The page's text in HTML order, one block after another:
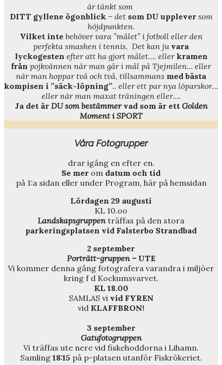
är tänkt som
DITT gyllene ögonblick – det som DU uppleversom
höjdpunkten.
Vilket intebehöver vara ”målet” i fotboll eller den
perfekta smashen i tennis. Det kan ju vara
lyckogesten efter att ha gjort målet…. ellerkramen
från pojkvännen när man går i mål på Tjejmilen… eller
när man hoppar två och två, tillsammans med bästa
kompisen i ”säck-löpning”.. eller ett par nya löparskor…
eller när man maxat träningen eller….
Ja det är DU som bestämmervad som är ett Golden
Moment i SPORT
Våra Fotogrupper
drar igång en efter en.
Se mer om datum och tid
på 1:a sidan eller under Program, här på hemsidan
Lördagen 29 augusti
KL 10.oo
Landskapsgruppenträffas på den stora
parkeringsplatsen vid Falsterbo Strandbad
2 september
Porträtt-gruppen – UTE
Vi kommer denna gång fotografera varandra i miljöer
kring f d Kockumsvarvet.
KL 18.00
SAMLAS vi vid FYREN
vid KLAFFBRON!
3 september
Gatufotogruppen
Vi träffas ute nere vid fiskehoddorna i Lihamn.
Samling 18:15 på p-platsen utanför Fiskrökeriet.